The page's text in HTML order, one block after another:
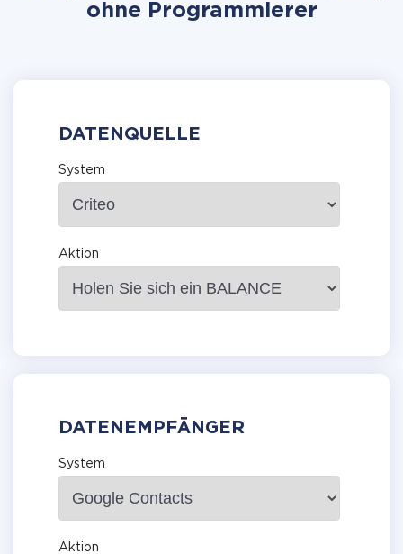
ohne Programmierer
DATENQUELLE
System
Aktion
DATENEMPFÄNGER
System
Aktion